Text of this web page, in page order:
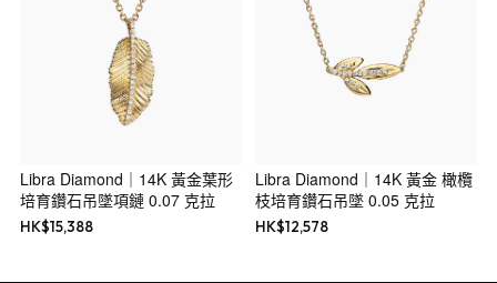
Libra Diamond｜14K 黃金葉形
培育鑽石吊墜項鏈 0.07 克拉
HK$15,388
Libra Diamond｜14K 黃金 橄欖
枝培育鑽石吊墜 0.05 克拉
HK$12,578